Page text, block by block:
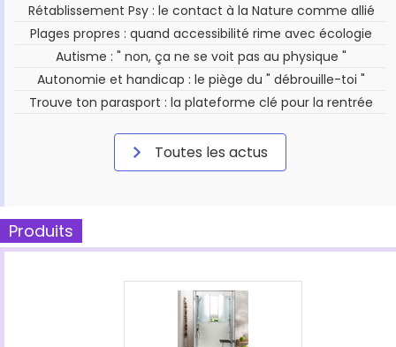
Rétablissement Psy : le contact à la Nature comme allié
Plages propres : quand accessibilité rime avec écologie
Autisme : " non, ça ne se voit pas au physique "
Autonomie et handicap : le piège du " débrouille-toi "
Trouve ton parasport : la plateforme clé pour la rentrée
Toutes les actus
Produits